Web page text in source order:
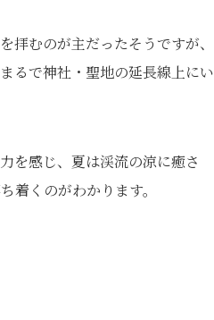
むのが主だったそうですが、
るで神社・聖地の延長線上にい
を感じ、夏は渓流の涼に癒さ
くのがわかります。